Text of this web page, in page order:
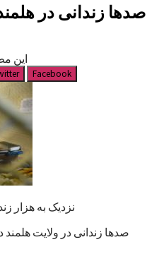
صدها زندانی در
این
Facebook
نزدیک به هزار
صدها زندانی در ولایت